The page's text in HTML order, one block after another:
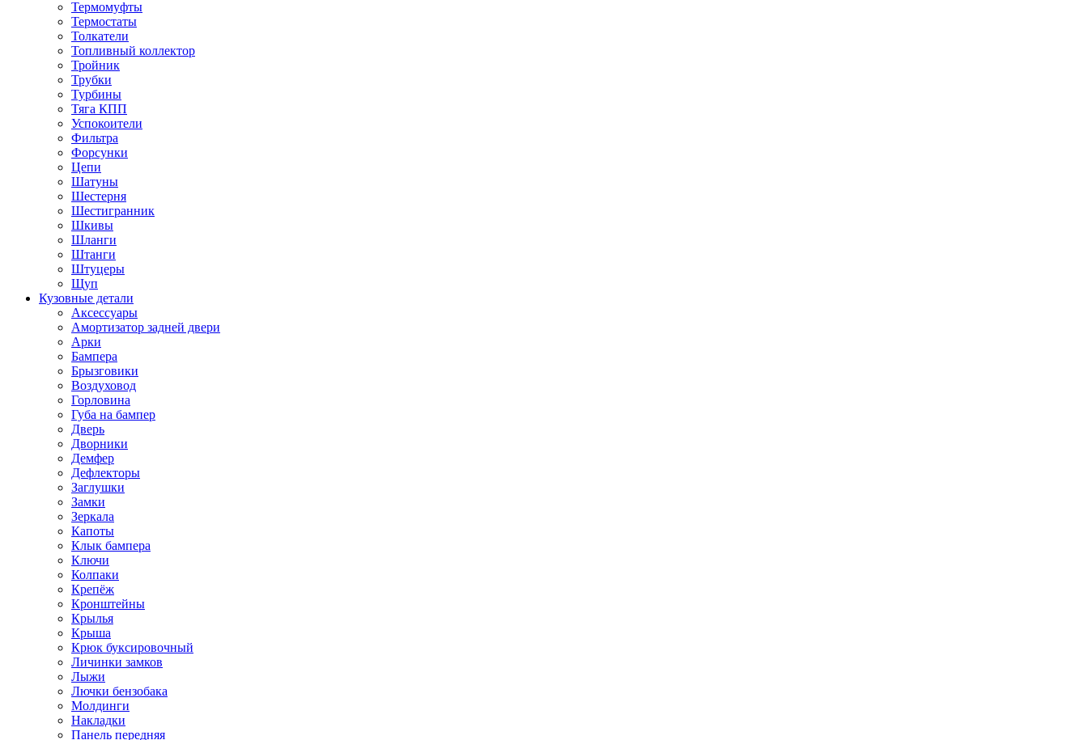
Термомуфты
Термостаты
Толкатели
Топливный коллектор
Тройник
Трубки
Турбины
Тяга КПП
Успокоители
Фильтра
Форсунки
Цепи
Шатуны
Шестерня
Шестигранник
Шкивы
Шланги
Штанги
Штуцеры
Щуп
Кузовные детали
Аксессуары
Амортизатор задней двери
Арки
Бампера
Брызговики
Воздуховод
Горловина
Губа на бампер
Дверь
Дворники
Демфер
Дефлекторы
Заглушки
Замки
Зеркала
Капоты
Клык бампера
Ключи
Колпаки
Крепёж
Кронштейны
Крылья
Крыша
Крюк буксировочный
Личинки замков
Лыжи
Лючки бензобака
Молдинги
Накладки
Панель передняя